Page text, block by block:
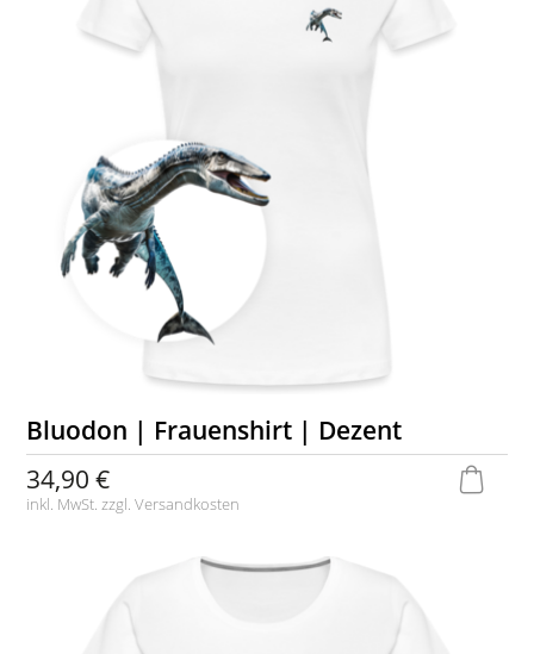
Bluodon | Frauenshirt | Dezent
34,90 €
inkl. MwSt. zzgl.Versandkosten